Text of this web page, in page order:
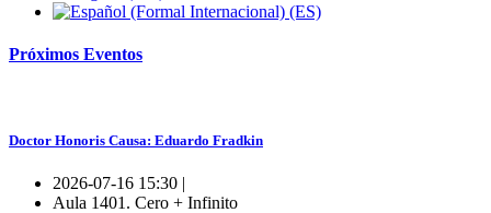
Próximos Eventos
Doctor Honoris Causa: Eduardo Fradkin
2026-07-16 15:30 |
Aula 1401. Cero + Infinito